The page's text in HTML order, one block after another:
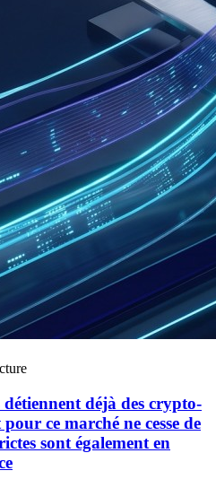
déjà des crypto-
ce marché ne cesse de
sont également en